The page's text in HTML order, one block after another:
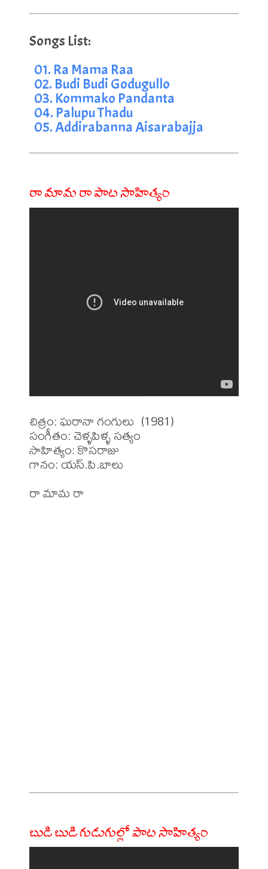
01. Ra Mama Raa
02. Budi Budi Godugullo
03. Kommako Pandanta
04. Palupu Thadu
05. Addirabanna Aisarabajja
రా మామ రా పాట సాహిత్యం
చిత్రం: ఘరానా గంగులు  (1981)
సంగీతం: చెళ్ళపిళ్ళ సత్యం
సాహిత్యం: కొసరాజు
గానం: యస్.పి.బాలు
బుడి బుడి గుడుగుల్లో పాట సాహిత్యం